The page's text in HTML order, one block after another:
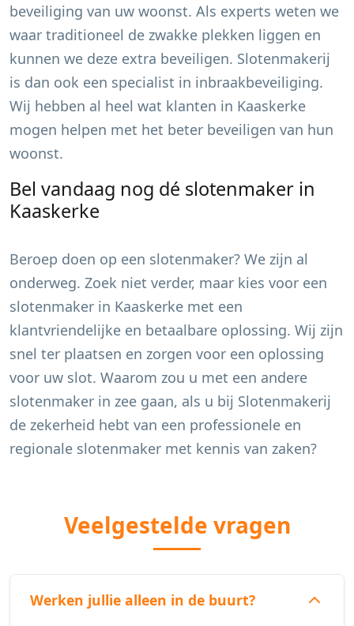
beveiliging van uw woonst. Als experts weten we
waar traditioneel de zwakke plekken liggen en
kunnen we deze extra beveiligen. Slotenmakerij
is dan ook een specialist in inbraakbeveiliging.
Wij hebben al heel wat klanten in Kaaskerke
mogen helpen met het beter beveiligen van hun
woonst.
Bel vandaag nog dé slotenmaker in
Kaaskerke
Beroep doen op een slotenmaker? We zijn al
onderweg. Zoek niet verder, maar kies voor een
slotenmaker in Kaaskerke met een
klantvriendelijke en betaalbare oplossing. Wij zijn
snel ter plaatsen en zorgen voor een oplossing
voor uw slot. Waarom zou u met een andere
slotenmaker in zee gaan, als u bij Slotenmakerij
de zekerheid hebt van een professionele en
regionale slotenmaker met kennis van zaken?
Veelgestelde vragen
Werken jullie alleen in de buurt?